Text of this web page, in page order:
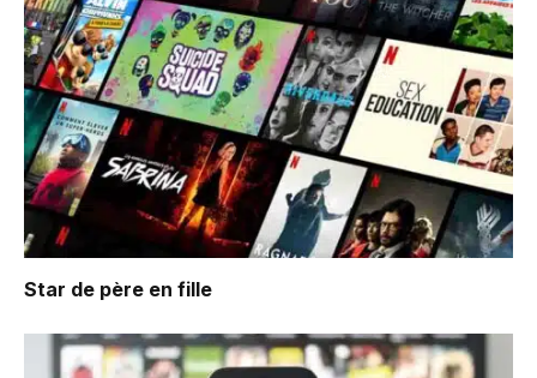
Star de père en fille